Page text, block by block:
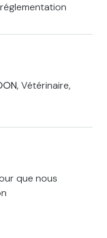
, Vétérinaire,
que nous